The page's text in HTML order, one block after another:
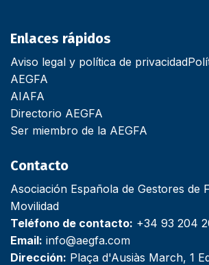
Enlaces rápidos
Aviso legal y política de privacidad
AEGFA
AIAFA
Directorio AEGFA
Ser miembro de la AEGFA
Contacto
Asociación Española de Gestores de
Movilidad
Teléfono de contacto: +34 93 204
Email: info@aegfa.com
Dirección: Plaça d'Ausiàs March, 1